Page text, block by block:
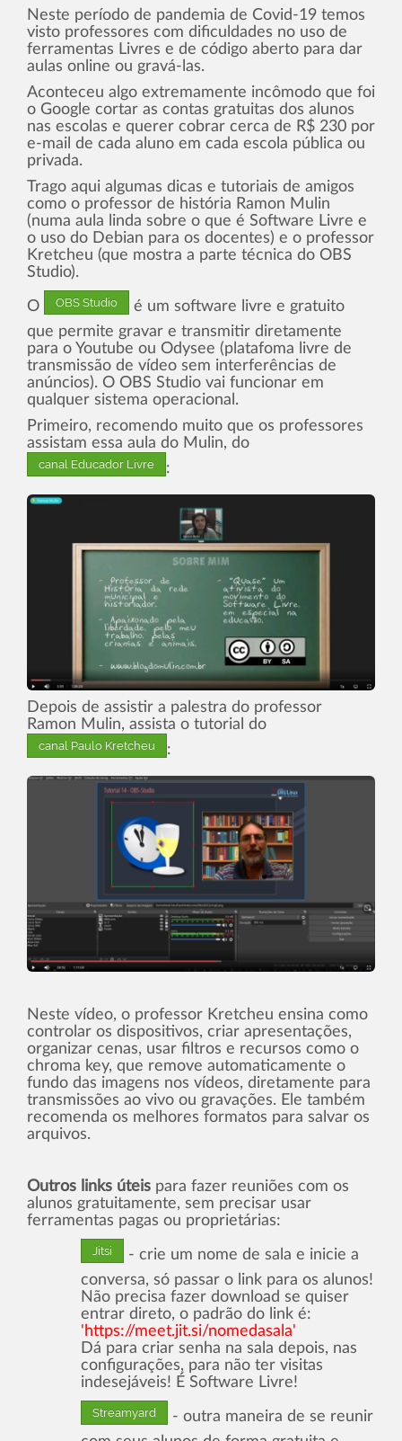
Neste período de pandemia de Covid-19 temos
visto professores com dificuldades no uso de
ferramentas Livres e de código aberto para dar
aulas online ou gravá-las.
Aconteceu algo extremamente incômodo que foi
o Google cortar as contas gratuitas dos alunos
nas escolas e querer cobrar cerca de R$ 230 por
e-mail de cada aluno em cada escola pública ou
privada.
Trago aqui algumas dicas e tutoriais de amigos
como o professor de história Ramon Mulin
(numa aula linda sobre o que é Software Livre e
o uso do Debian para os docentes) e o professor
Kretcheu (que mostra a parte técnica do OBS
Studio).
O OBS Studio
é um software livre e gratuito
que permite gravar e transmitir diretamente
para o Youtube ou Odysee (platafoma livre de
transmissão de vídeo sem interferências de
anúncios). O OBS Studio vai funcionar em
qualquer sistema operacional.
Primeiro, recomendo muito que os professores
assistam essa aula do Mulin, do
canal Educador Livre :
Depois de assistir a palestra do professor
Ramon Mulin, assista o tutorial do
canal Paulo Kretcheu :
Neste vídeo, o professor Kretcheu ensina como
controlar os dispositivos, criar apresentações,
organizar cenas, usar filtros e recursos como o
chroma key, que remove automaticamente o
fundo das imagens nos vídeos, diretamente para
transmissões ao vivo ou gravações. Ele também
recomenda os melhores formatos para salvar os
arquivos.
Outros links úteis para fazer reuniões com os
alunos gratuitamente, sem precisar usar
ferramentas pagas ou proprietárias:
Jitsi
- crie um nome de sala e inicie a
conversa, só passar o link para os alunos!
Não precisa fazer download se quiser
entrar direto, o padrão do link é:
'https://meet.jit.si/nomedasala'
Dá para criar senha na sala depois, nas
configurações, para não ter visitas
indesejáveis! É Software Livre!
Streamyard
- outra maneira de se reunir